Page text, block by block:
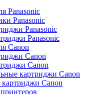
Panasonic
Panasonic
Panasonic
Panasonic
Canon
Canon
Canon
картриджи Canon
Canon